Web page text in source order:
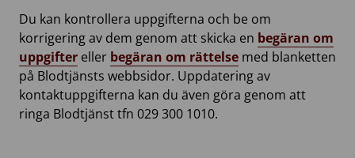
Du kan kontrollera uppgifterna och be om
korrigering av dem genom att skicka en begäran om
uppgifter eller begäran om rättelse med blanketten
på Blodtjänsts webbsidor. Uppdatering av
kontaktuppgifterna kan du även göra genom att
ringa Blodtjänst tfn 029 300 1010.